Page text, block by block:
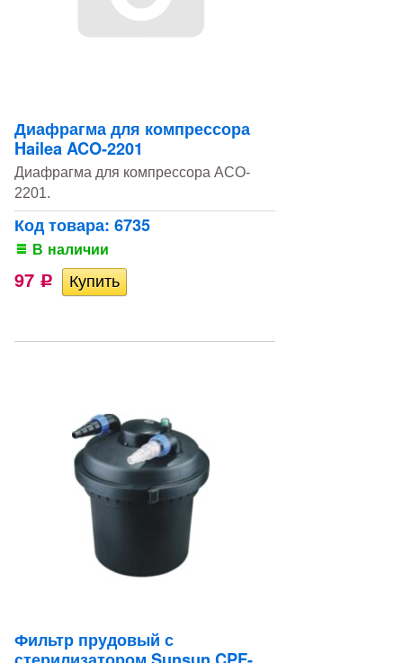
Диафрагма для компрессора
Hailea ACO-2201
Диафрагма для компрессора ACO-
2201.
Код товара: 6735
В наличии
97 Р
Фильтр прудовый с